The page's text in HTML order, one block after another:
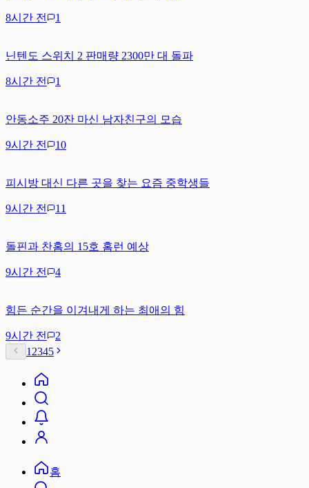
8시간 전 1
닌텐도 스위치 2 판매량 2300만 대 돌파
8시간 전 1
안동소주 20잔 마신 남자친구의 모습
9시간 전 10
피시방 대신 다른 곳을 찾는 요즘 중학생들
9시간 전 11
돌핀과 찬홈의 15호 홈런 예상
9시간 전 4
힘든 순간을 이겨내게 하는 최애의 힘
9시간 전
2
1 2345
홈